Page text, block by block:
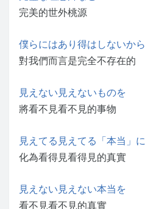
完美的世外桃源
僕らにはあり得はしないから
對我們而言是完全不存在的
見えない見えないものを
將看不見看不見的事物
見えてる見えてる「本当」に
化為看得見看得見的真實
見えない見えない本当を
看不見看不見的真實